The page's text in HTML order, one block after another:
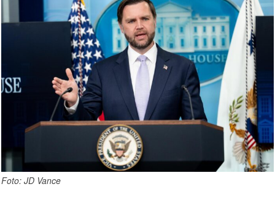
Foto: JD Vance